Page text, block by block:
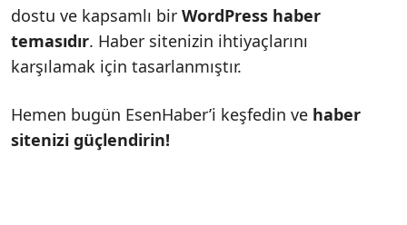
dostu ve kapsamlı bir WordPress haber
temasıdır. Haber sitenizin ihtiyaçlarını
karşılamak için tasarlanmıştır.
Hemen bugün EsenHaber’i keşfedin ve haber
sitenizi güçlendirin!